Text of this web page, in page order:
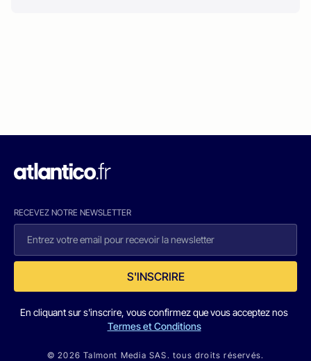
RECEVEZ NOTRE NEWSLETTER
S'INSCRIRE
En cliquant sur s'inscrire, vous confirmez que vous acceptez nos
Termes et Conditions
© 2026 Talmont Media SAS. tous droits réservés.